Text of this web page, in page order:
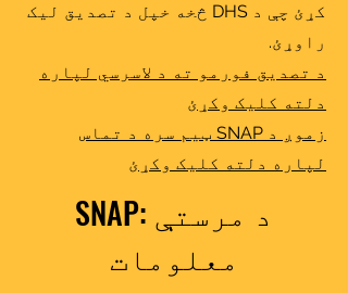
کړئ چې د DHS څخه خپل د تصدیق لیک
راوړئ.
د تصدیق فورمو ته د لاسرسي لپاره
دلته کلیک وکړئ
زموږ د SNAP ټیم سره د تماس
لپاره دلته کلیک وکړئ
SNAP: د مرستې
معلومات